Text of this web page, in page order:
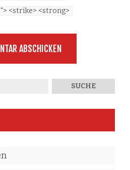
<strike> <strong>